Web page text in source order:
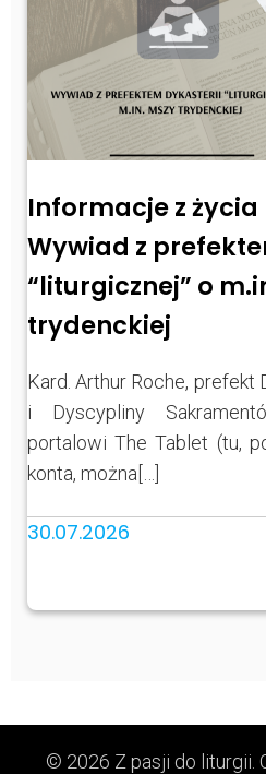
Informacje z życia
Wywiad z
“liturgicznej” o
trydenckiej
Kard. Arthur Roche, prefekt
i Dyscypliny
portalowi The Tablet (tu,
konta, można[…]
30.07.2026
© 2026 Z pasji do liturgii.